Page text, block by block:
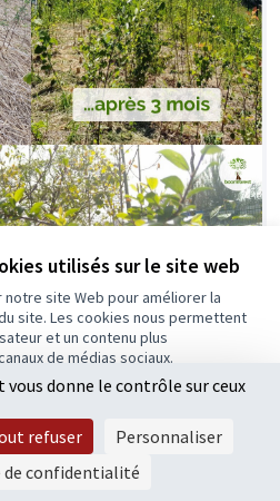
utilisés sur le site web
site Web pour améliorer la
site. Les cookies nous permettent
et un contenu plus
de médias sociaux.
accepter
les cookies essentiels
participatives à
vous donne le contrôle sur ceux
refuser
Personnaliser
de confidentialité